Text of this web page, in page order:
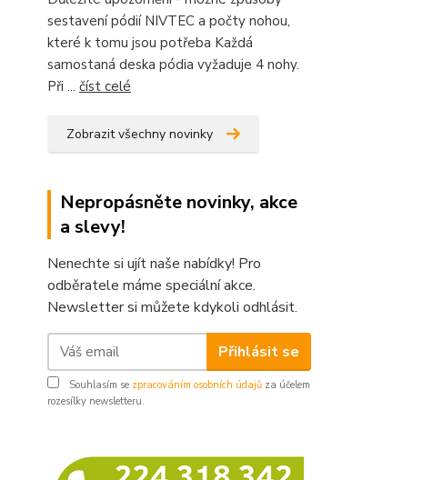
sestavení pódií NIVTEC a počty nohou,
které k tomu jsou potřeba Každá
samostaná deska pódia vyžaduje 4 nohy.
Při ... číst celé
Zobrazit všechny novinky
Nepropásněte novinky, akce
a slevy!
Nenechte si ujít naše nabídky! Pro
odběratele máme speciální akce.
Newsletter si můžete kdykoli odhlásit.
Přihlásit se
Souhlasím se zpracováním osobních údajů za účelem
rozesílky newsletteru.